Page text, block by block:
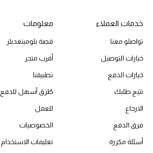
ماركات جديدة للجمال
تسوقوا أحدث الماركات
خصومات
خدمات العملاء
تواصلو معنا
خيارات التوصيل
خيارات الدفع
تتبع طلبك
الارجاع
فرق الدفع
أسئلة مكررة
معلومات
قصة بلومينغديلز
أقرب متجر
تطبيقنا
طُرق أسهل للدفع
للعمل
الخصوصيات
تعليمات الاستخدام